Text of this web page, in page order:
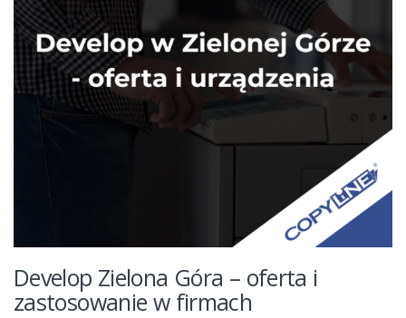
Develop Zielona Góra – oferta i
zastosowanie w firmach